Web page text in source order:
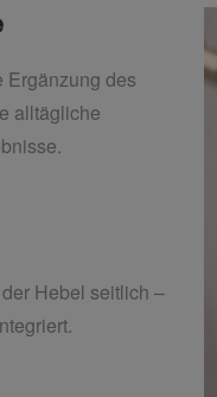
Ergänzung des
alltägliche
Hebel seitlich –